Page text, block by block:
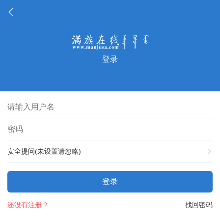
登录
安全提问(未设置请忽略)
登录
找回密码
还没有注册？